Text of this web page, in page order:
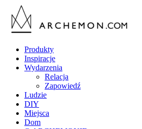
Produkty
Inspiracje
Wydarzenia
Relacja
Zapowiedź
Ludzie
DIY
Miejsca
Dom